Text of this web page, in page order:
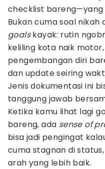
checklist bareng—yang
Bukan cuma soal nikah
goalskayak: rutin
keliling kota naik
pengembangan diri
dan update seiring
Jenis dokumentasi ini
tanggung jawab
Ketika kamu lihat lagi
bareng, ada sense of
bisa jadi pengingat
cuma stagnan di
arah yang lebih baik.